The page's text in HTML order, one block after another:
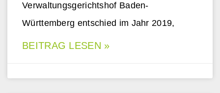
Verwaltungsgerichtshof Baden-
Württemberg entschied im Jahr 2019,
BEITRAG LESEN »